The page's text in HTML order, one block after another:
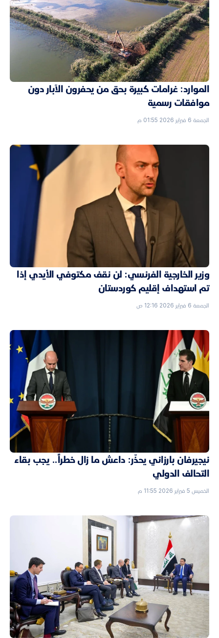
الموارد: غرامات كبيرة بحق من يحفرون الآبار دون
موافقات رسمية
الجمعة 6 فبراير 2026 01:55 م
وزير الخارجية الفرنسي: لن نقف مكتوفي الأيدي إذا
تم استهداف إقليم كوردستان
الجمعة 6 فبراير 2026 12:16 ص
نيجيرفان بارزاني يحذّر: داعش ما زال خطراً.. يجب بقاء
التحالف الدولي
الخميس 5 فبراير 2026 11:55 م